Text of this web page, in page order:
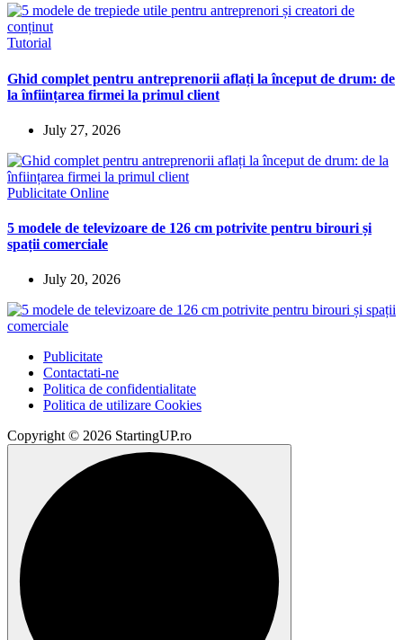
Tutorial
Ghid complet pentru antreprenorii aflați la început de drum: de
la înființarea firmei la primul client
July 27, 2026
Publicitate Online
5 modele de televizoare de 126 cm potrivite pentru birouri și
spații comerciale
July 20, 2026
Publicitate
Contactati-ne
Politica de confidentialitate
Politica de utilizare Cookies
Copyright © 2026 StartingUP.ro